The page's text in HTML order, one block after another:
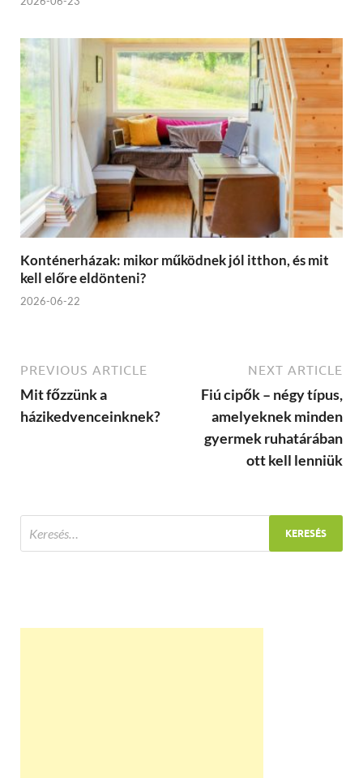
Konténerházak: mikor működnek jól itthon, és mit
kell előre eldönteni?
2026-06-22
PREVIOUS ARTICLE
Mit főzzünk a
házikedvenceinknek?
NEXT ARTICLE
Fiú cipők – négy típus,
amelyeknek minden
gyermek ruhatárában
ott kell lenniük